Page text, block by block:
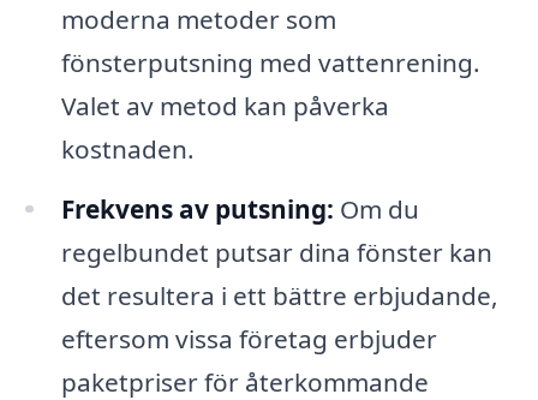
moderna metoder som
fönsterputsning med vattenrening.
Valet av metod kan påverka
kostnaden.
Frekvens av putsning: Om du
regelbundet putsar dina fönster kan
det resultera i ett bättre erbjudande,
eftersom vissa företag erbjuder
paketpriser för återkommande